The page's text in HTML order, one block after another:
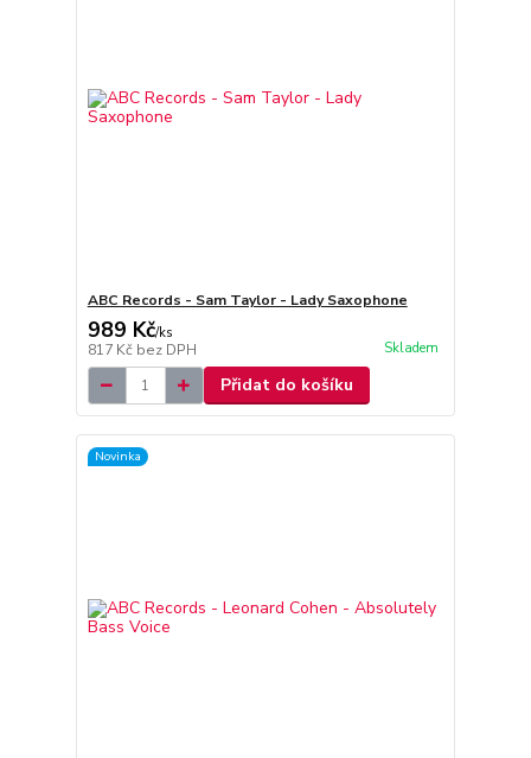
ABC Records - Sam Taylor - Lady Saxophone
989 Kč/ks
817 Kč bez DPH Skladem
Přidat do košíku
Novinka